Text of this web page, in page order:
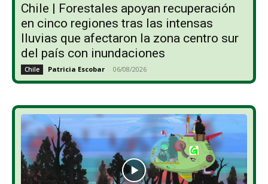
Chile | Forestales apoyan recuperación
en cinco regiones tras las intensas
lluvias que afectaron la zona centro sur
del país con inundaciones
Chile Patricia Escobar - 06/08/2026